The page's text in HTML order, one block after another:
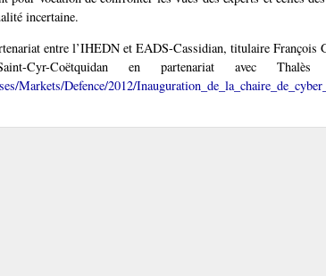
incertaine.
entre l’IHEDN et EADS-Cassidian, titulaire François
Cyr-Coëtquidan en partenariat avec
Markets/Defence/2012/